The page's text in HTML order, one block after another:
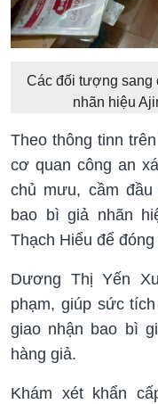
Các đối tượng sang
nhãn hiệu
Theo thông tinn trên
cơ quan công an
chủ mưu, cầm
bao bì giả nhãn
Thạch Hiểu để
Dương Thị Yến
phạm, giúp sức
giao nhận bao bì
hàng giả.
Khám xét khẩn